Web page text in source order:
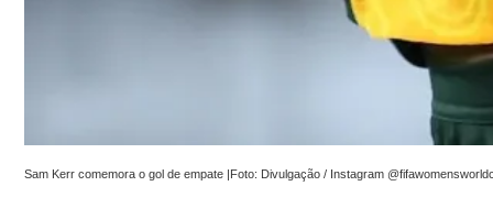
Sam Kerr comemora o gol de empate |Foto: Divulgação / Instagram